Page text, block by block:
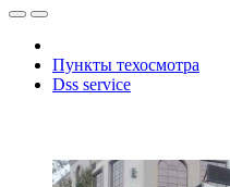
Пункты техосмотра
Dss service